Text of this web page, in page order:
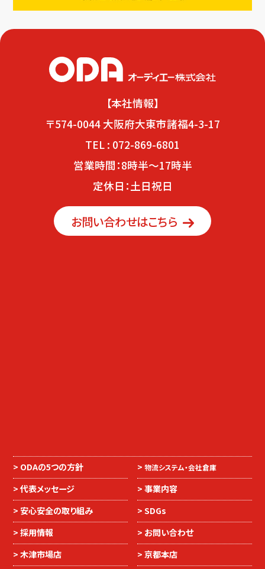
【本社情報】
〒574-0044 大阪府大東市諸福4-3-17
TEL : 072-869-6801
営業時間：8時半～17時半
定休日：土日祝日
お問い合わせはこちら
ODAの5つの方針 物流システム・会社倉庫
代表メッセージ
事業内容
安心安全の取り組み
SDGs
採用情報
お問い合わせ
木津市場店
京都本店